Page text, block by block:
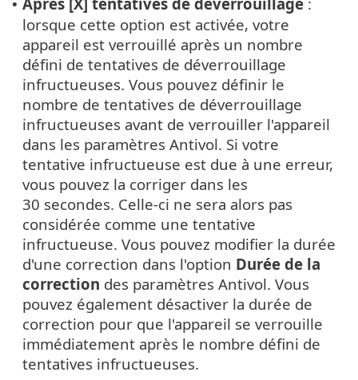
•
lorsque cette option est activée, votre
appareil est verrouillé après un nombre
défini de tentatives de déverrouillage
infructueuses. Vous pouvez définir le
nombre de tentatives de déverrouillage
infructueuses avant de verrouiller l'appareil
dans les paramètres Antivol. Si votre
tentative infructueuse est due à une erreur,
vous pouvez la corriger dans les
30 secondes. Celle-ci ne sera alors pas
considérée comme une tentative
infructueuse. Vous pouvez modifier la durée
d'une correction dans l'option Durée de la
correction des paramètres Antivol. Vous
pouvez également désactiver la durée de
correction pour que l'appareil se verrouille
immédiatement après le nombre défini de
tentatives infructueuses.